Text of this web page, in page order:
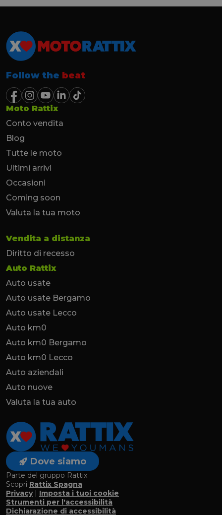
Follow the beat
Moto Rattix
Conto vendita
Blog
Tutte le moto
Ultimi arrivi
Occasioni
Coming soon
Valuta la tua moto
Vendita a distanza
Diritto di recesso
Auto Rattix
Auto usate
Auto usate Bergamo
Auto usate Lecco
Auto km0
Auto km0 Bergamo
Auto km0 Lecco
Auto aziendali
Auto nuove
Valuta la tua auto
Dove siamo
Parte del gruppo Rattix
Scopri Rattix Spagna
Privacy| Imposta i tuoi cookie
Strumenti per l'accessibilità
Dichiarazione di accessibilità